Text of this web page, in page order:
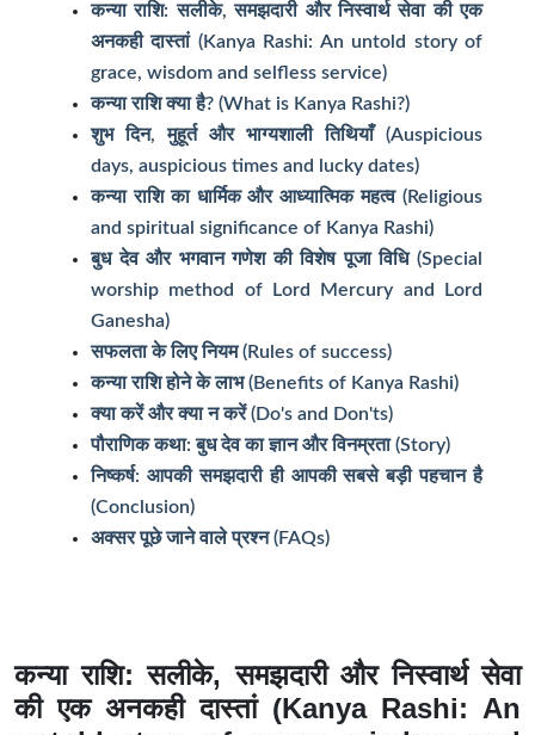
कन्या राशि: सलीके, समझदारी और निस्वार्थ सेवा की एक
अनकही दास्तां (Kanya Rashi: An untold story of
grace, wisdom and selfless service)
कन्या राशि क्या है? (What is Kanya Rashi?)
शुभ दिन, मुहूर्त और भाग्यशाली तिथियाँ (Auspicious
days, auspicious times and lucky dates)
कन्या राशि का धार्मिक और आध्यात्मिक महत्व (Religious
and spiritual significance of Kanya Rashi)
बुध देव और भगवान गणेश की विशेष पूजा विधि (Special
worship method of Lord Mercury and Lord
Ganesha)
सफलता के लिए नियम (Rules of success)
कन्या राशि होने के लाभ (Benefits of Kanya Rashi)
क्या करें और क्या न करें (Do's and Don'ts)
पौराणिक कथा: बुध देव का ज्ञान और विनम्रता (Story)
निष्कर्ष: आपकी समझदारी ही आपकी सबसे बड़ी पहचान है
(Conclusion)
अक्सर पूछे जाने वाले प्रश्न (FAQs)
कन्या राशि: सलीके, समझदारी और निस्वार्थ सेवा
की एक अनकही दास्तां (Kanya Rashi:An